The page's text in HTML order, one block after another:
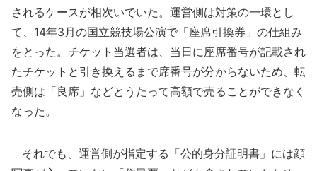
されるケースが相次いでいた。運営側は対策の一環とし
て、14年3月の国立競技場公演で「座席引換券」の仕組み
をとった。チケット当選者は、当日に座席番号が記載され
たチケットと引き換えるまで席番号が分からないため、転
売側は「良席」などとうたって高額で売ることができなく
なった。
それでも、運営側が指定する「公的身分証明書」には顔